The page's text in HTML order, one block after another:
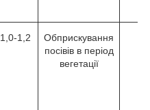
1,0-1,2
Обприскування
посівів в період
вегетації